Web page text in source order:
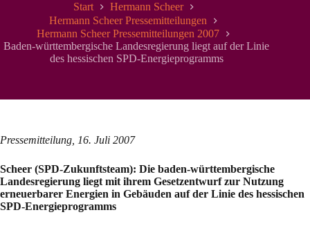
Start
Hermann Scheer
Hermann Scheer Pressemitteilungen
Hermann Scheer Pressemitteilungen 2007
Baden-württembergische Landesregierung liegt auf der Linie
des hessischen SPD-Energieprogramms
Pressemitteilung, 16. Juli 2007
Scheer (SPD-Zukunftsteam): Die baden-württembergische
Landesregierung liegt mit ihrem Gesetzentwurf zur Nutzung
erneuerbarer Energien in Gebäuden auf der Linie des hessischen
SPD-Energieprogramms